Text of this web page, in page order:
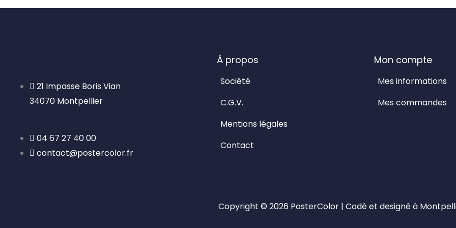
21 Impasse Boris Vian
34070 Montpellier
04 67 27 40 00
contact@postercolor.fr
À propos
Société
C.G.V.
Mentions légales
Contact
Mon compte
Mes informations
Mes commandes
Copyright © 2026 PosterColor | Codé et designé à